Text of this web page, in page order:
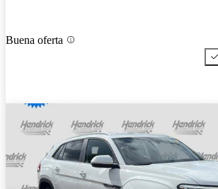
Buena oferta